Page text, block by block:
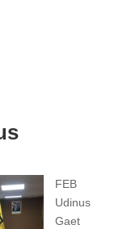
FEB
Udinus
Gaet